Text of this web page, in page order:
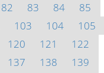
82 83 84
85
103 104
105
120 121
122
137 138
139